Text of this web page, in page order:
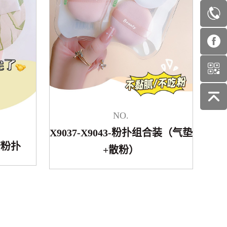
扑
NO.
X9037-X9043-粉扑组合装（气垫
+散粉）